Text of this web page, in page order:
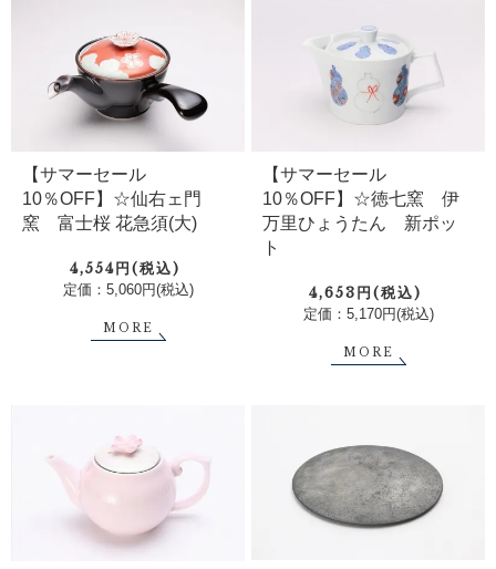
【サマーセール
10％OFF】☆仙右ェ門
窯 富士桜 花急須(大)
4,554円(税込)
定価：5,060円(税込)
MORE
【サマーセール
10％OFF】☆徳七窯 伊
万里ひょうたん 新ポッ
ト
4,653円(税込)
定価：5,170円(税込)
MORE